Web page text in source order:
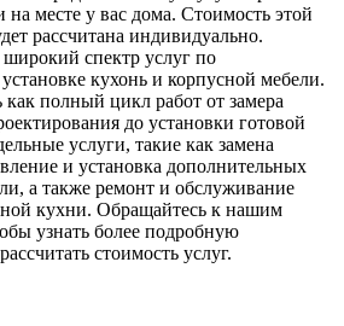
на месте у вас дома. Стоимость этой
рассчитана индивидуально.
спектр услуг по
кухонь и корпусной мебели.
полный цикл работ от замера
до установки готовой
услуги, такие как замена
и установка дополнительных
а также ремонт и обслуживание
кухни. Обращайтесь к нашим
узнать более подробную
стоимость услуг.